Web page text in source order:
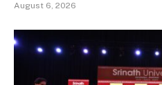
August 6, 2026